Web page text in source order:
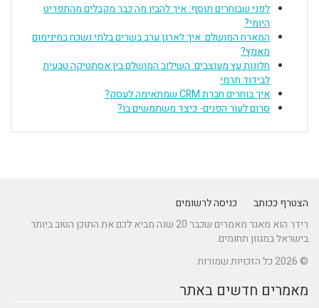
לפני שבוחרים תוסף: איך להבין מה כבר מקבלים מהתפריט
היומי?
המארח המושלם: איך לארגן ערב בשרים בלתי נשכח במינימום
מאמץ?
חלונות עץ מעוצבים: השילוב המושלם בין אסתטיקה טבעית
לבידוד תרמי
איך בוחרים חברת CRM שמתאימה לעסק?
סרום לעור הפנים- כיצד משתמשים בו?
הצטרף ככותב
כניסה לרשומים
רידר הוא מאגר מאמרים שכבר 20 שנה מביא לכם את התוכן הטוב ביותר
בישראל במגוון תחומים.
© 2026 כל הזכויות שמורות
מאמרים חדשים באתר